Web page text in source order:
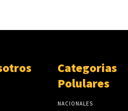
Categorias
Polulares
NACIONALES